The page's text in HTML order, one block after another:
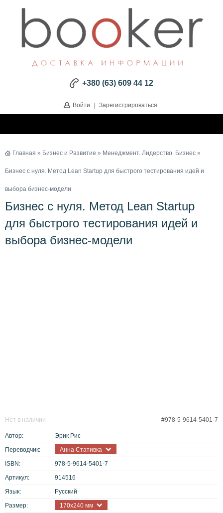
+380 (63) 609 44 12
Войти | Зарегистрироваться
Главная » Бизнес и Развитие » Менеджмент. Лидерство. Бизнес »
Бизнес с нуля. Метод Lean Startup для быстрого тестирования идей и
выбора бизнес-модели
Бизнес с нуля. Метод Lean Startup
для быстрого тестирования идей и
выбора бизнес-модели
#978-5-9614-5401-7
Нет в наличии
Автор:
Эрик Рис
Переводчик:
Анна Стативка
ISBN:
978-5-9614-5401-7
Артикул:
914516
Язык:
Русский
Размер:
170x240 мм